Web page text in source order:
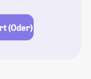
(Oder)